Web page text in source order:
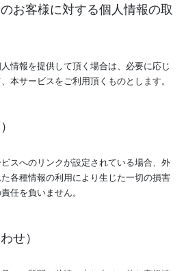
お客様に対する個人情報の取
情報を提供して頂く場合は、必要に応じ
本サービスをご利用頂くものとします。
スへのリンクが設定されている場合、外
各種情報の利用により生じた一切の損害
任を負いません。
せ）